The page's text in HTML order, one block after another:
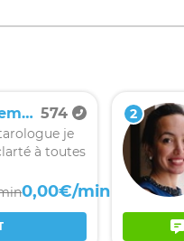
Caroline Quemerais 574
je
à toutes
0,00€/min
2